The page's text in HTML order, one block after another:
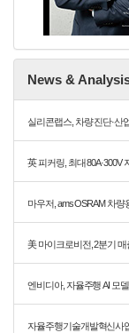
News &
실리콘랩스, 차량 진단·산
英 피커링, 최대 80A·300V
마우저, ams OSRAM 차량
美 마이크로비전, 2분기 매
엔비디아, 자율주행 AI 모
자율주행기술개발혁신사